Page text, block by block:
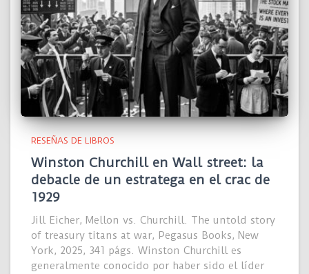
RESEÑAS DE LIBROS
Winston Churchill en Wall street: la
debacle de un estratega en el crac de
1929
Jill Eicher, Mellon vs. Churchill. The untold story
of treasury titans at war, Pegasus Books, New
York, 2025, 341 págs. Winston Churchill es
generalmente conocido por haber sido el líder